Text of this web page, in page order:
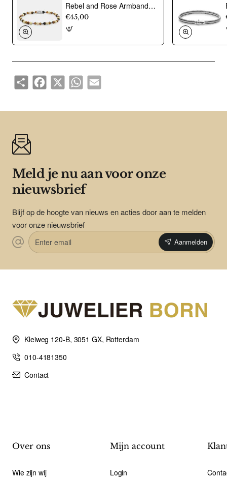
Rebel and Rose Armband "Autumn Love Glam Rocks Silver" met Fossil, Tijgeroog, Hematiet, Glas Rock (maat S: 16,5cm) - 24526
€45,00
ShareFacebook
X WhatsAppEmail
Meld je nu aan voor onze
nieuwsbrief
Blijf op de hoogte van nieuws en acties door aan te melden
voor onze nieuwsbrief
Enter
email
Aanmelden
Kleiweg 120-B, 3051 GX, Rotterdam
010-4181350
Contact
Over ons
Wie zijn wij
Mijn account
Login